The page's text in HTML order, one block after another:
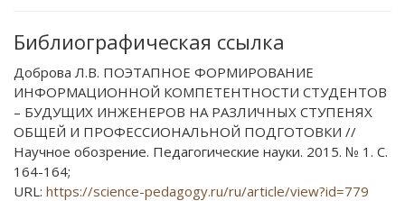
Библиографическая ссылка
Доброва Л.В. ПОЭТАПНОЕ ФОРМИРОВАНИЕ
ИНФОРМАЦИОННОЙ КОМПЕТЕНТНОСТИ СТУДЕНТОВ
– БУДУЩИХ ИНЖЕНЕРОВ НА РАЗЛИЧНЫХ СТУПЕНЯХ
ОБЩЕЙ И ПРОФЕССИОНАЛЬНОЙ ПОДГОТОВКИ //
Научное обозрение. Педагогические науки. 2015. № 1. С.
164-164;
URL: https://science-pedagogy.ru/ru/article/view?id=779